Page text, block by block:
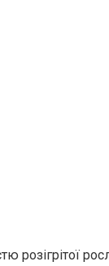
розігрітої